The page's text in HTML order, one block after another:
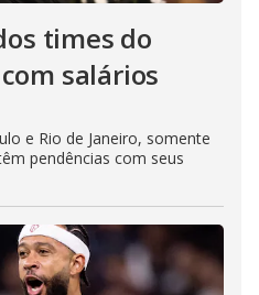
times do
salários
e Rio de Janeiro, somente
pendências com seus